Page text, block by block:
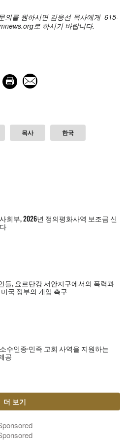
의를 원하시면 김응선 목사에게615-
로 하시기 바랍니다.
목사 한국
회부, 2026년 정의평화사역 보조금 신
들, 요르단강 서안지구에서의 폭력과
국 정부의 개입 촉구
수인종·민족 교회 사역을 지원하는
공
더 보기